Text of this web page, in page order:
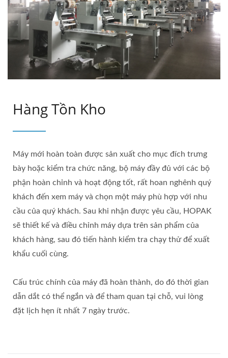
Hàng Tồn Kho
Máy mới hoàn toàn được sản xuất cho mục đích trưng
bày hoặc kiểm tra chức năng, bộ máy đầy đủ với các bộ
phận hoàn chỉnh và hoạt động tốt, rất hoan nghênh quý
khách đến xem máy và chọn một máy phù hợp với nhu
cầu của quý khách. Sau khi nhận được yêu cầu, HOPAK
sẽ thiết kế và điều chỉnh máy dựa trên sản phẩm của
khách hàng, sau đó tiến hành kiểm tra chạy thử để xuất
khẩu cuối cùng.
Cấu trúc chính của máy đã hoàn thành, do đó thời gian
dẫn dắt có thể ngắn và để tham quan tại chỗ, vui lòng
đặt lịch hẹn ít nhất 7 ngày trước.